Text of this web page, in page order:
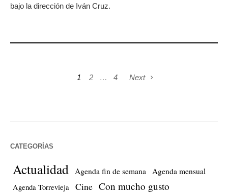
bajo la dirección de Iván Cruz.
1 2 … 4 Next
CATEGORÍAS
Actualidad Agenda fin de semana Agenda mensual
Agenda Torrevieja Cine Con mucho gusto